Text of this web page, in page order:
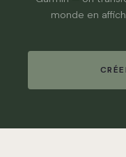
monde en